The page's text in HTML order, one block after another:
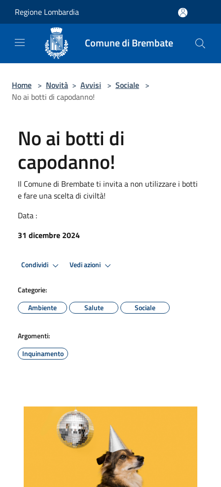
Regione Lombardia
Comune di Brembate
Home > Novità > Avvisi > Sociale >
No ai botti di capodanno!
No ai botti di
capodanno!
Il Comune di Brembate ti invita a non utilizzare i botti
e fare una scelta di civiltà!
Data :
31 dicembre 2024
Condividi Vedi azioni
Categorie:
Ambiente
Salute Sociale
Argomenti:
Inquinamento